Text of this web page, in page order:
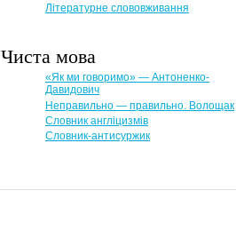
Літературне слововживання
Чиста мова
«Як ми говоримо» — Антоненко-
Давидович
Неправильно — правильно. Волощак
Словник англіцизмів
Словник-антисуржик